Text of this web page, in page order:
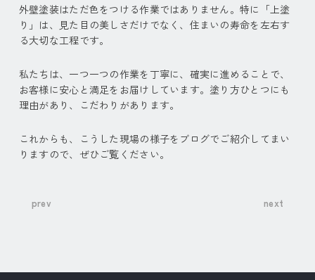
外壁塗装はただ色をつける作業ではありません。特に「上塗
り」は、見た目の美しさだけでなく、住まいの寿命を左右す
る大切な工程です。
私たちは、一つ一つの作業を丁寧に、確実に進めることで、
お客様に安心と満足をお届けしています。塗り方ひとつにも
理由があり、こだわりがあります。
これからも、こうした現場の様子をブログでご紹介してまい
りますので、ぜひご覧ください。
prev next